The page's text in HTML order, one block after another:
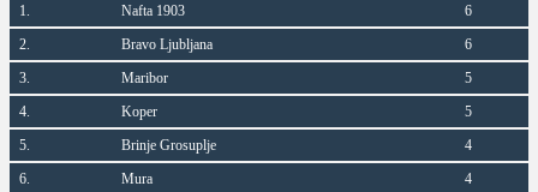
1. Nafta 1903
6
2.
Bravo Ljubljana
6
3.
Maribor
5
4.
Koper
5
5.
Brinje Grosuplje
4
6.
Mura
4